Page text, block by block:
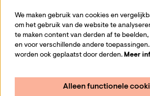
Volg ons
We maken gebruik van cookies en
om het gebruik van de website te
te maken content van derden af te beelden,
en voor verschillende andere
worden ook geplaatst door derden. Meer
Alleen functionele